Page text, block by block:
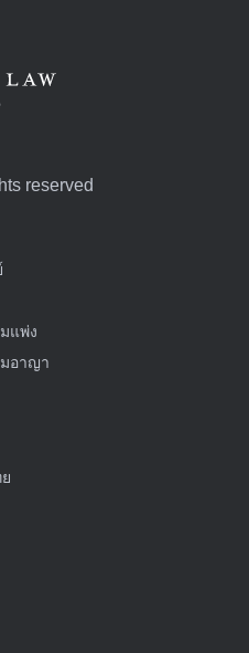
reserved
แพ่ง
อาญา